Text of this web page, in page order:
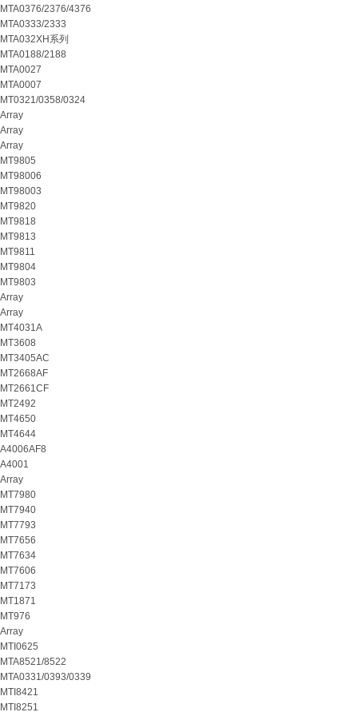
MTA0376/2376/4376
MTA0333/2333
MTA032XH系列
MTA0188/2188
MTA0027
MTA0007
MT0321/0358/0324
Array
Array
Array
MT9805
MT98006
MT98003
MT9820
MT9818
MT9813
MT9811
MT9804
MT9803
Array
Array
MT4031A
MT3608
MT3405AC
MT2668AF
MT2661CF
MT2492
MT4650
MT4644
A4006AF8
A4001
Array
MT7980
MT7940
MT7793
MT7656
MT7634
MT7606
MT7173
MT1871
MT976
Array
MTI0625
MTA8521/8522
MTA0331/0393/0339
MTI8421
MTI8251